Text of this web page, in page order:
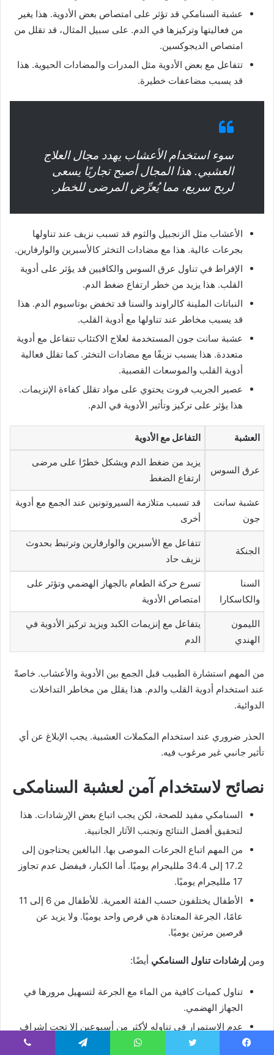
عشبة السنامكي قد تؤثر على امتصاص بعض الأدوية. هذا يغير
من فعاليتها وتركيزها في الدم. على سبيل المثال، قد تقلل من
امتصاص الديجوكسين.
تتفاعل مع بعض الأدوية مثل المدرات والمضادات الحيوية. هذا
قد يسبب مضاعفات خطيرة.
سوء استخدام الأعشاب يهدد مجال العلاج
العشبي. هذا المجال أصبح تجاريًا يسعى
لربح سريع، مما يُعرِّض المرضى للخطر.
الأعشاب مثل الزنجبيل والثوم قد تسبب نزيف عند تناولها
بجرعات عالية. هذا مع مضادات التخثر كالأسبرين والوارفارين.
الإفراط في تناول عرق السوس والكافيين قد يؤثر على أدوية
القلب. هذا يزيد من خطر ارتفاع ضغط الدم.
النباتات الملينة كالراوند والسنا قد تخفض بوتاسيوم الدم. هذا
قد يسبب مخاطر عند تناولها مع أدوية القلب.
عشبة سانت جون المستخدمة لعلاج الاكتئاب تتفاعل مع أدوية
متعددة. هذا يسبب نزيفًا مع مضادات التخثر. كما تقلل فعالية
أدوية القلب والموسعات القصبية.
عصير الجريب فروت يحتوي على مواد تقلل كفاءة الإنزيمات.
هذا يؤثر على تركيز وتأثير الأدوية في الدم.
العشبة التفاعل مع الأدوية
عرق السوس
يزيد من ضغط الدم ويشكل خطرًا على مرضى
ارتفاع الضغط
عشبة سانت
جون
قد تسبب متلازمة السيروتونين عند الجمع مع أدوية
أخرى
الجنكة
تتفاعل مع الأسبرين والوارفارين وترتبط بحدوث
نزيف حاد
السنا
والكاسكارا
تسرع حركة الطعام بالجهاز الهضمي وتؤثر على
امتصاص الأدوية
الليمون
الهندي
يتفاعل مع إنزيمات الكبد ويزيد تركيز الأدوية في
الدم
من المهم استشارة الطبيب قبل الجمع بين الأدوية والأعشاب. خاصةً
عند استخدام أدوية القلب والدم. هذا يقلل من مخاطر التداخلات
الدوائية.
الحذر ضروري عند استخدام المكملات العشبية. يجب الإبلاغ عن أي
تأثير جانبي غير مرغوب فيه.
نصائح لاستخدام آمن لعشبة السنامكى
السنامكي مفيد للصحة، لكن يجب اتباع بعض الإرشادات. هذا
لتحقيق أفضل النتائج وتجنب الآثار الجانبية.
من المهم اتباع الجرعات الموصى بها. البالغين يحتاجون إلى
17.2 إلى 34.4 ملليجرام يوميًا. أما الكبار، فيفضل عدم تجاوز
17 ملليجرام يوميًا.
الأطفال يختلفون حسب الفئة العمرية. للأطفال من 6 إلى 11
عامًا، الجرعة المعتادة هي قرص واحد يوميًا. ولا يزيد عن
قرصين مرتين يوميًا.
ومن إرشادات تناول السنامكي أيضًا:
تناول كميات كافية من الماء مع الجرعة لتسهيل مرورها في
الجهاز الهضمي.
عدم الاستمرار في تناوله لأكثر من أسبوعين إلا تحت إشراف
طبي.